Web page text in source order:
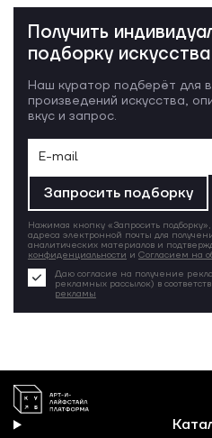
Получить
подборку искусства
Наш куратор подберёт для
произведений искусства,
вкус и запрос.
Запросить подборку
Нажимая кнопку «Запросить
адреса электронной почты для
аналитических материалов и
конфиденциальности и Согласием на
Даю согласие на получение
рекламных рассылок) в
рекламы